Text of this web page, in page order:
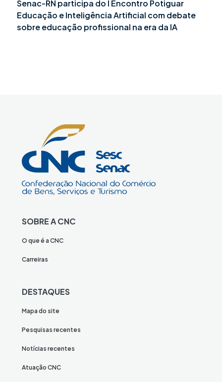
Senac-RN participa do I Encontro Potiguar
Educação e Inteligência Artificial com debate
sobre educação profissional na era da IA
SOBRE A CNC
O que é a CNC
Carreiras
DESTAQUES
Mapa do site
Pesquisas recentes
Notícias recentes
Atuação CNC